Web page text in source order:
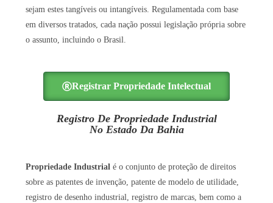
sejam estes tangíveis ou intangíveis. Regulamentada com base
em diversos tratados, cada nação possui legislação própria sobre
o assunto, incluindo o Brasil.
Registrar Propriedade Intelectual
Registro De Propriedade Industrial
No Estado Da Bahia
Propriedade Industrial é o conjunto de proteção de direitos
sobre as patentes de invenção, patente de modelo de utilidade,
registro de desenho industrial, registro de marcas, bem como a